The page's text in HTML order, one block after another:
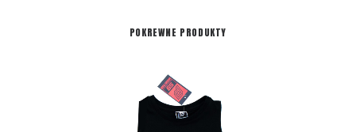
POKREWNE PRODUKTY